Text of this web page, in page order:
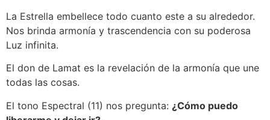
La Estrella embellece todo cuanto este a su alrededor.
Nos brinda armonía y trascendencia con su poderosa
Luz infinita.
El don de Lamat es la revelación de la armonía que une
todas las cosas.
El tono Espectral (11) nos pregunta: ¿Cómo puedo